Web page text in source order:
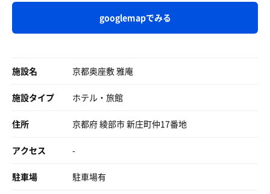
この施設では、サウナーツアーはもちろん、ワーケーショ
ンや家族旅、ペットとの旅行など、さまざまな形で楽しむ
な隠れた名所です。
「せわしなくのんびりする」体験、心も身体もリフレッシ
別な場所です。
googlemapでみる
施設名 京都奥座敷 雅庵
施設タイプ ホテル・旅館
住所 京都府 綾部市 新庄町仲17番地
アクセス -
駐車場 駐車場有